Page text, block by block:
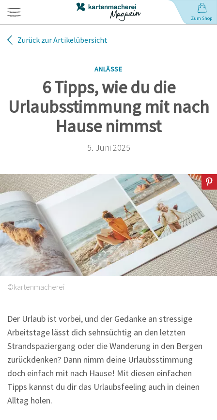
Zum Shop
Babynamen
Anlässe
Sprüche
Zurück zur Artikelübersicht
ANLÄSSE
6 Tipps, wie du die
Urlaubsstimmung mit nach
Hause nimmst
5. Juni 2025
©kartenmacherei
Der Urlaub ist vorbei, und der Gedanke an stressige
Arbeitstage lässt dich sehnsüchtig an den letzten
Strandspaziergang oder die Wanderung in den Bergen
zurückdenken? Dann nimm deine Urlaubsstimmung
doch einfach mit nach Hause! Mit diesen einfachen
Tipps kannst du dir das Urlaubsfeeling auch in deinen
Alltag holen.